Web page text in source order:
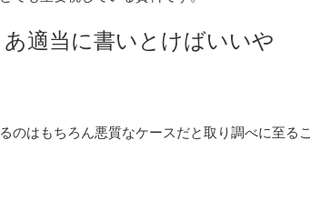
適当に書いとけばいいや
のはもちろん悪質なケースだと取り調べに至るこ